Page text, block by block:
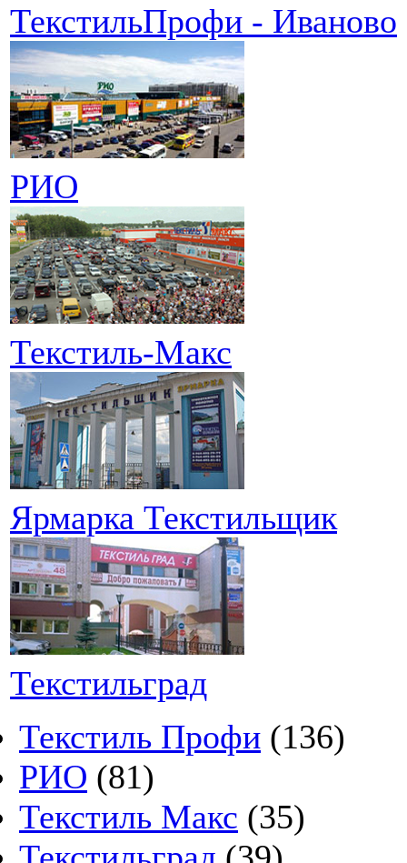
ТекстильПрофи - Иваново
РИО
Текстиль-Макс
Ярмарка Текстильщик
Текстильград
Текстиль Профи (136)
РИО (81)
Текстиль Макс (35)